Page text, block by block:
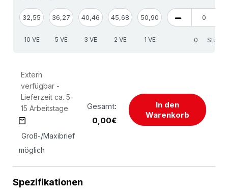
32,55 36,27 40,46 45,68 50,90
10 VE 5 VE 3 VE 2 VE 1 VE Stück
Extern
verfügbar -
Lieferzeit ca. 5-
15 Arbeitstage
Groß-/Maxibrief
möglich
Gesamt:
0,00€
In den
Warenkorb
Spezifikationen